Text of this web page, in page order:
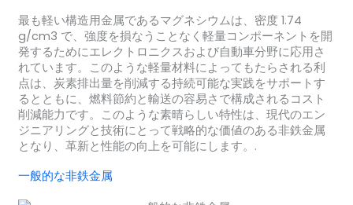
最も軽い構造用金属であるマグネシウムは、密度 1.74
g/cm3 で、強度を損なうことなく軽量コンポーネントを開
発するためにエレクトロニクスおよび自動車分野に応用さ
れています。このような軽量材料によってもたらされる利
点は、炭素排出量を削減する持続可能な実践をサポートす
るとともに、燃料節約と輸送の容易さで構成されるコスト
削減能力です。このような素晴らしい特性は、現代のエン
ジニアリングと技術にとって戦略的な価値のある非鉄金属
となり、革新と性能の向上を可能にします。.
一般的な非鉄金属